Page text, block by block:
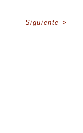
Siguiente